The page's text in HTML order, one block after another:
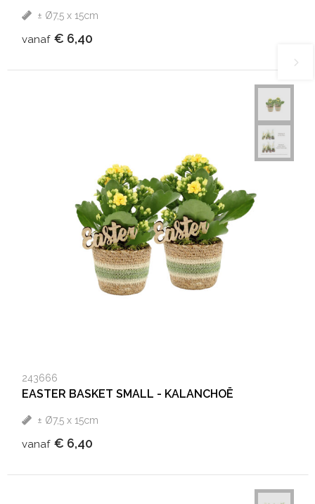
± Ø7,5 x 15cm
vanaf € 6,40
243666
EASTER BASKET SMALL - KALANCHOË
± Ø7,5 x 15cm
vanaf € 6,40